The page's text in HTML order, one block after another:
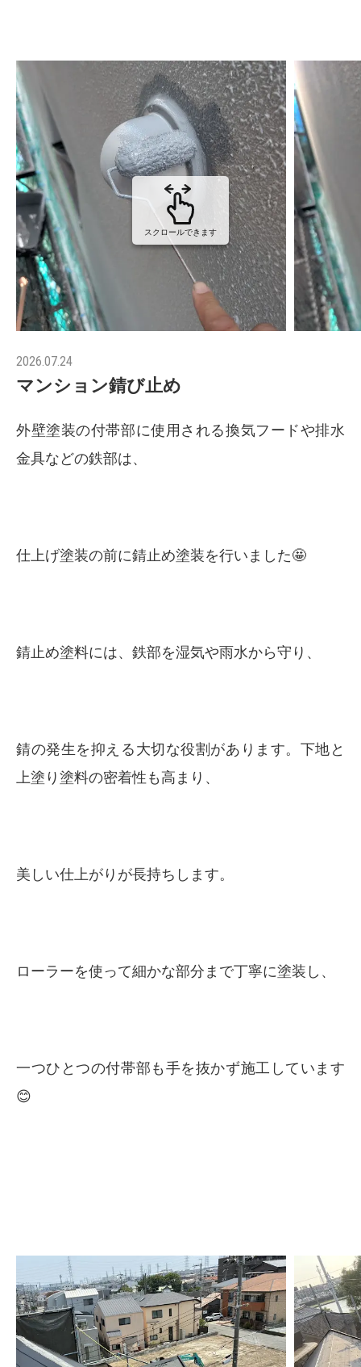
スクロールできます
2026.07.24
マンション錆び止め
外壁塗装の付帯部に使用される換気フードや排水
金具などの鉄部は、
仕上げ塗装の前に錆止め塗装を行いました🤩
錆止め塗料には、鉄部を湿気や雨水から守り、
錆の発生を抑える大切な役割があります。下地と
上塗り塗料の密着性も高まり、
美しい仕上がりが長持ちします。
ローラーを使って細かな部分まで丁寧に塗装し、
一つひとつの付帯部も手を抜かず施工しています
😊